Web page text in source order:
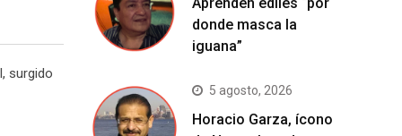
surgido
donde masca la
iguana”
5 agosto, 2026
Horacio Garza, ícono